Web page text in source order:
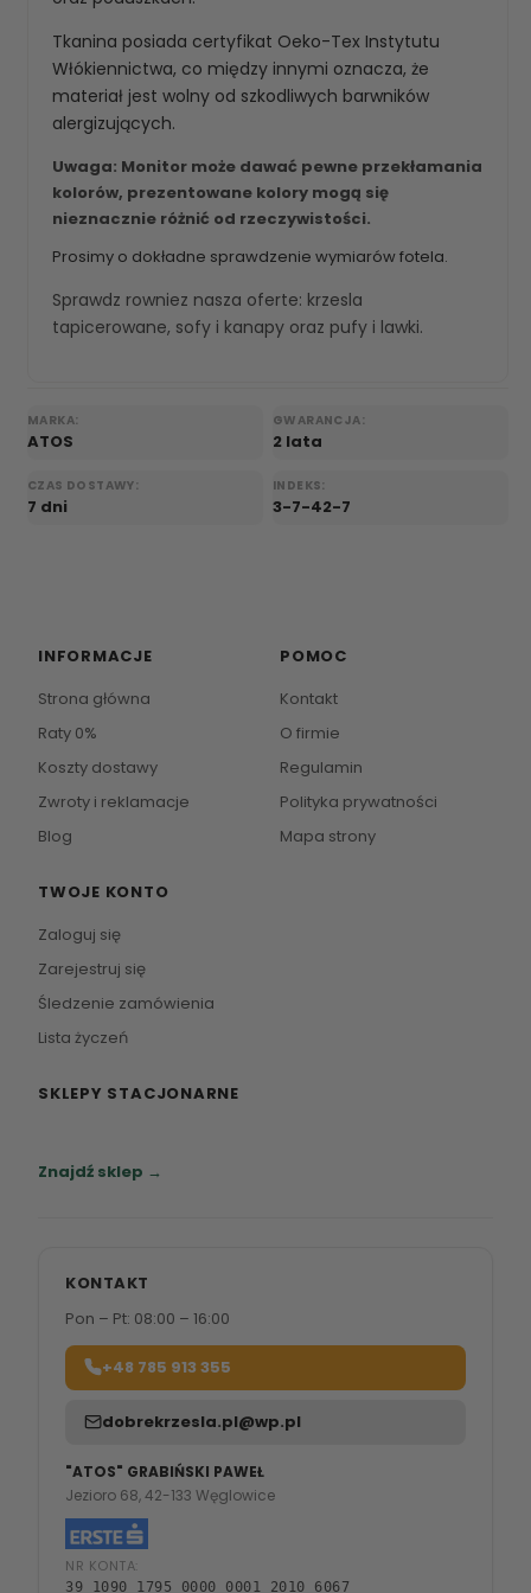
Tkanina posiada certyfikat Oeko-Tex Instytutu
Włókiennictwa, co między innymi oznacza, że
materiał jest wolny od szkodliwych barwników
alergizujących.
Uwaga: Monitor może dawać pewne przekłamania
kolorów, prezentowane kolory mogą się
nieznacznie różnić od rzeczywistości.
Prosimy o dokładne sprawdzenie wymiarów fotela.
Sprawdz rowniez nasza oferte: krzesla
tapicerowane, sofy i kanapy oraz pufy i lawki.
MARKA:
ATOS
GWARANCJA:
2 lata
CZAS DOSTAWY:
7 dni
INDEKS:
3-7-42-7
INFORMACJE
Strona główna
Raty 0%
Koszty dostawy
Zwroty i reklamacje
Blog
POMOC
Kontakt
O firmie
Regulamin
Polityka prywatności
Mapa strony
TWOJE KONTO
Zaloguj się
Zarejestruj się
Śledzenie zamówienia
Lista życzeń
SKLEPY STACJONARNE
Znajdź sklep →
KONTAKT
Pon – Pt: 08:00 – 16:00
+48 785 913 355
dobrekrzesla.pl@wp.pl
"ATOS" GRABIŃSKI PAWEŁ
Jezioro 68, 42-133 Węglowice
NR KONTA:
39 1090 1795 0000 0001 2010 6067